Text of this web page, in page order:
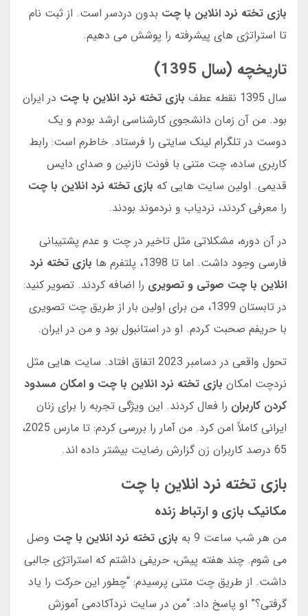
بازی تخته نرد انلاین با چت بدون دردسر است. از ثبت نام
تا استراتژی های پیشرفته را پوشش می دهیم.
تاریخچه (سال 1395)
سال 1395 نقطه عطف بازی تخته نرد انلاین با چت در ایران
بود. من آن زمان دانشجوی کارشناسی ارشد بودم و یک
دوست در تلگرام لینک سایتی را فرستاد. خاطرم است: رابط
کاربری ساده، چت متنی با فونت نازنین و صدای دایس
قدیمی. اولین سایت هایی که بازی تخته نرد انلاین با چت
را معرفی کردند، نردیاب و نردموند بودند.
در آن دوره، مشکلاتی مثل تاخیر در چت و عدم پشتیبانی
فارسی وجود داشت. اما تا 1398، پلتفرم ها
بازی تخته نرد
انلاین با چت صوتی و تصویری را اضافه کردند. تصویر کنید:
در تابستان 1399، من برای اولین بار از طریق چت تصویری
با حریفم صحبت کردم. او در استانبول بود و من در ایران.
تحول واقعی در دسامبر 2023 اتفاق افتاد. سایت هایی مثل
نردچت امکان بازی تخته نرد انلاین با چت و امکان مسدود
کردن کاربران را فعال کردند. این ویژگی تجربه را برای زنان
ایرانی کاملاً امن کرد. من آمار را بررسی کردم: تا مارس 2025،
65 درصد کاربران زن گزارش رضایت بیشتر داده اند.
بازی تخته نرد انلاین با چت
مکانیک بازی و ارتباط زنده
من هر شب ساعت 9 به بازی تخته نرد انلاین با چت وصل
می شوم. چند هفته پیش، حریفی داشتم که استراتژی جالبی
داشت. از طریق چت متنی پرسیدم: “چطور این حرکت را یاد
گرفتی؟” او پاسخ داد: “من در سایت نردآکادمی آموزش